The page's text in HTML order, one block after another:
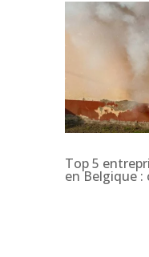
Top 5
en Belgique